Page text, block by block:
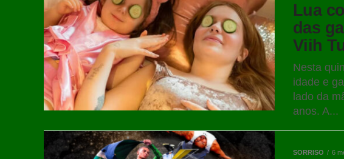
Lua
das
Viih
Nesta
idade e
lado da
anos. A...
SORRISO 6